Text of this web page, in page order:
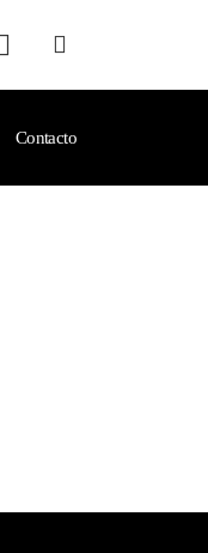
Contacto